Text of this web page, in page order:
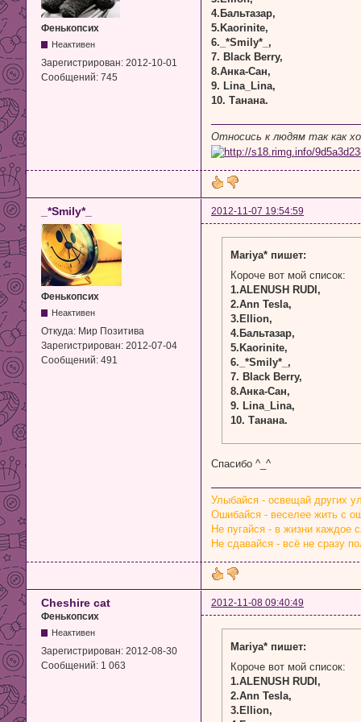
Фенькопсих
Неактивен
Зарегистрирован: 2012-10-01
Сообщений: 745
4.Бальтазар,
5.Kaorinite,
6._*Smily*_,
7. Black Berry,
8.Анка-Сан,
9. Lina_Lina,
10. Танана.
Относись к людям так как
_*Smily*_ 2012-11-07 19:54:59
Фенькопсих
Неактивен
Откуда: Мир Позитива
Зарегистрирован: 2012-07-04
Сообщений: 491
Mariya* пишет:
Короче вот мой список:
1.ALENUSH RUDI,
2.Ann Tesla,
3.Ellion,
4.Бальтазар,
5.Kaorinite,
6._*Smily*_,
7. Black Berry,
8.Анка-Сан,
9. Lina_Lina,
10. Танана.
Спасибо ^_^
Улыбайся - освещай других
Ошибайся - веселее жить с
Не пугайся - в жизни каждое
Не сдавайся - всё не сразу
Cheshire cat
2012-11-08 09:40:49
Фенькопсих
Неактивен
Зарегистрирован: 2012-08-30
Сообщений: 1 063
Mariya* пишет:
Короче вот мой список:
1.ALENUSH RUDI,
2.Ann Tesla,
3.Ellion,